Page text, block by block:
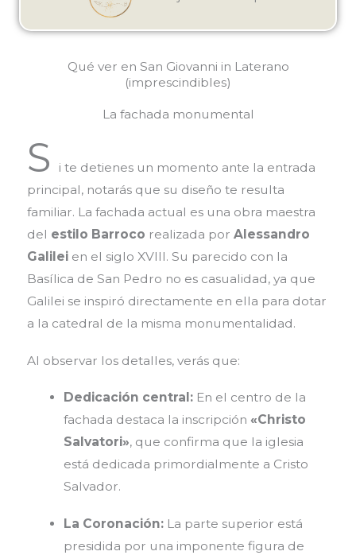
Qué ver en San Giovanni in Laterano
(imprescindibles)
La fachada monumental
S
i te detienes un momento ante la entrada
principal, notarás que su diseño te resulta
familiar. La fachada actual es una obra maestra
del estilo Barroco realizada por Alessandro
Galileien el siglo XVIII. Su parecido con la
Basílica de San Pedro no es casualidad, ya que
Galilei se inspiró directamente en ella para dotar
a la catedral de la misma monumentalidad.
Al observar los detalles, verás que:
Dedicación central: En el centro de la
fachada destaca la inscripción «Christo
Salvatori», que confirma que la iglesia
está dedicada primordialmente a Cristo
Salvador.
La Coronación: La parte superior está
presidida por una imponente figura de